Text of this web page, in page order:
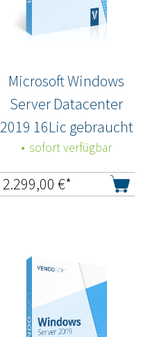
Microsoft Windows
Server Datacenter
2019 16Lic gebraucht
sofort verfügbar
2.299,00 €*